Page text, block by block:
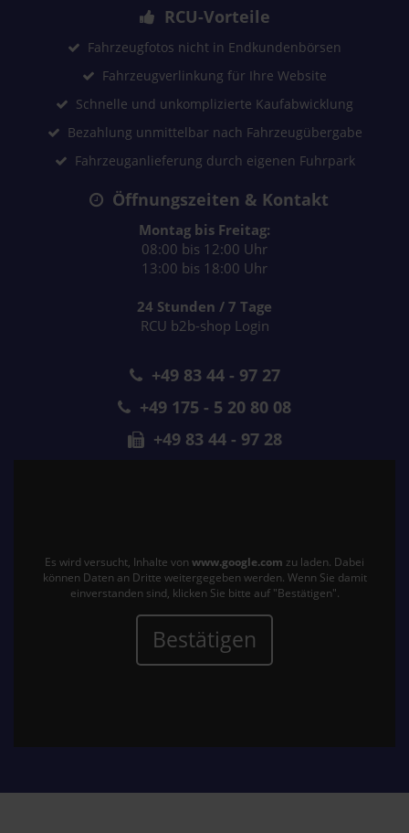
RCU-Vorteile
Fahrzeugfotos nicht in Endkundenbörsen
Fahrzeugverlinkung für Ihre Website
Schnelle und unkomplizierte Kaufabwicklung
Bezahlung unmittelbar nach Fahrzeugübergabe
Fahrzeuganlieferung durch eigenen Fuhrpark
Öffnungszeiten & Kontakt
Montag bis Freitag:
08:00 bis 12:00 Uhr
13:00 bis 18:00 Uhr
24 Stunden / 7 Tage
RCU b2b-shop Login
+49 83 44 - 97 27
+49 175 - 5 20 80 08
+49 83 44 - 97 28
Es wird versucht, Inhalte von www.google.com zu laden. Dabei
können Daten an Dritte weitergegeben werden. Wenn Sie damit
einverstanden sind, klicken Sie bitte auf "Bestätigen".
Bestätigen